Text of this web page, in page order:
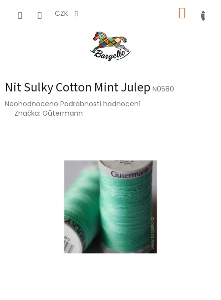
CZK
Nit Sulky Cotton Mint Julep N0580
Průměrné
hodnocení
Neohodnoceno Podrobnosti hodnocení
Značka:Gütermann